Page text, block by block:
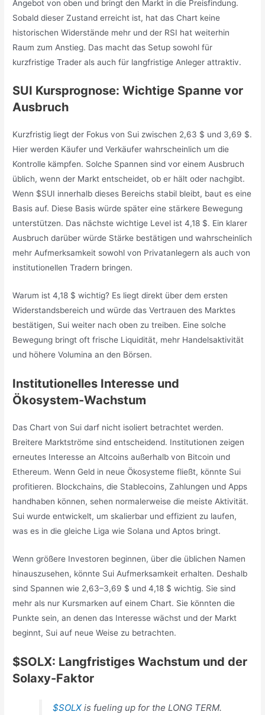
Angebot von oben und bringt den Markt in die Preisfindung.
Sobald dieser Zustand erreicht ist, hat das Chart keine
historischen Widerstände mehr und der RSI hat weiterhin
Raum zum Anstieg. Das macht das Setup sowohl für
kurzfristige Trader als auch für langfristige Anleger attraktiv.
SUI Kursprognose: Wichtige Spanne vor
Ausbruch
Kurzfristig liegt der Fokus von Sui zwischen 2,63 $ und 3,69 $.
Hier werden Käufer und Verkäufer wahrscheinlich um die
Kontrolle kämpfen. Solche Spannen sind vor einem Ausbruch
üblich, wenn der Markt entscheidet, ob er hält oder nachgibt.
Wenn $SUI innerhalb dieses Bereichs stabil bleibt, baut es eine
Basis auf. Diese Basis würde später eine stärkere Bewegung
unterstützen. Das nächste wichtige Level ist 4,18 $. Ein klarer
Ausbruch darüber würde Stärke bestätigen und wahrscheinlich
mehr Aufmerksamkeit sowohl von Privatanlegern als auch von
institutionellen Tradern bringen.
Warum ist 4,18 $ wichtig? Es liegt direkt über dem ersten
Widerstandsbereich und würde das Vertrauen des Marktes
bestätigen, Sui weiter nach oben zu treiben. Eine solche
Bewegung bringt oft frische Liquidität, mehr Handelsaktivität
und höhere Volumina an den Börsen.
Institutionelles Interesse und
Ökosystem-Wachstum
Das Chart von Sui darf nicht isoliert betrachtet werden.
Breitere Marktströme sind entscheidend. Institutionen zeigen
erneutes Interesse an Altcoins außerhalb von Bitcoin und
Ethereum. Wenn Geld in neue Ökosysteme fließt, könnte Sui
profitieren. Blockchains, die Stablecoins, Zahlungen und Apps
handhaben können, sehen normalerweise die meiste Aktivität.
Sui wurde entwickelt, um skalierbar und effizient zu laufen,
was es in die gleiche Liga wie Solana und Aptos bringt.
Wenn größere Investoren beginnen, über die üblichen Namen
hinauszusehen, könnte Sui Aufmerksamkeit erhalten. Deshalb
sind Spannen wie 2,63–3,69 $ und 4,18 $ wichtig. Sie sind
mehr als nur Kursmarken auf einem Chart. Sie könnten die
Punkte sein, an denen das Interesse wächst und der Markt
beginnt, Sui auf neue Weise zu betrachten.
$SOLX: Langfristiges Wachstum und der
Solaxy-Faktor
$SOLX is fueling up for the LONG TERM.